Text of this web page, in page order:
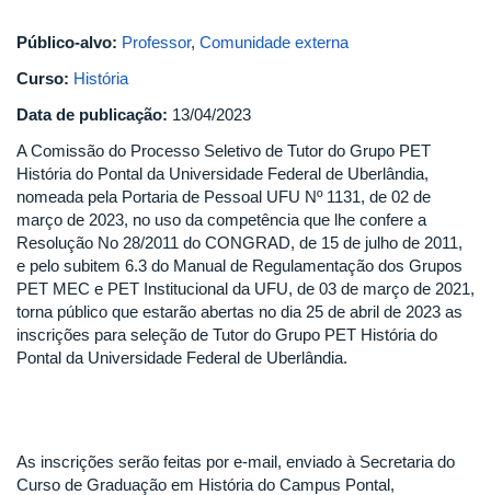
Público-alvo: Professor, Comunidade externa
Curso: História
Data de publicação: 13/04/2023
A Comissão do Processo Seletivo de Tutor do Grupo PET
História do Pontal da Universidade Federal de Uberlândia,
nomeada pela Portaria de Pessoal UFU Nº 1131, de 02 de
março de 2023, no uso da competência que lhe confere a
Resolução No 28/2011 do CONGRAD, de 15 de julho de 2011,
e pelo subitem 6.3 do Manual de Regulamentação dos Grupos
PET MEC e PET Institucional da UFU, de 03 de março de 2021,
torna público que estarão abertas no dia 25 de abril de 2023 as
inscrições para seleção de Tutor do Grupo PET História do
Pontal da Universidade Federal de Uberlândia.
As inscrições serão feitas por e-mail, enviado à Secretaria do
Curso de Graduação em História do Campus Pontal,